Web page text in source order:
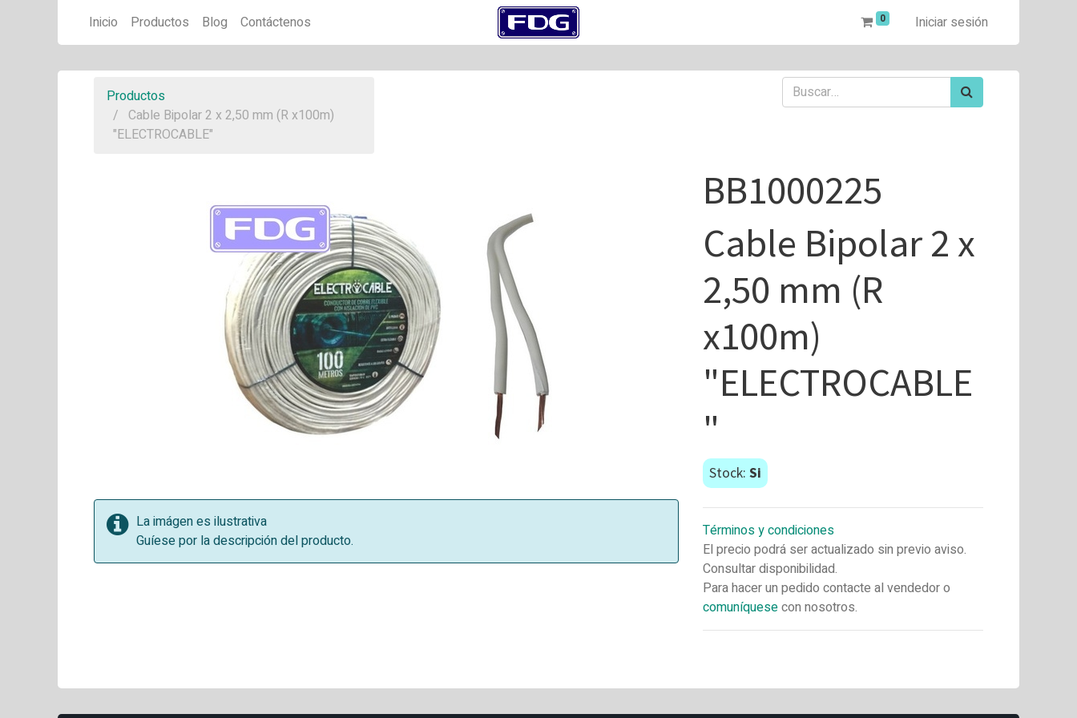
Inicio Productos Blog Contáctenos 0 Iniciar sesión
Productos
Cable Bipolar 2 x 2,50 mm (R x100m)
"ELECTROCABLE"
La imágen es ilustrativa
Guíese por la descripción del producto.
BB1000225
Cable Bipolar 2 x
2,50 mm (R
x100m)
"ELECTROCABLE
"
Stock: Si
Términos y condiciones
El precio podrá ser actualizado sin previo aviso.
Consultar disponibilidad.
Para hacer un pedido contacte al vendedor o
comuníquesecon nosotros.